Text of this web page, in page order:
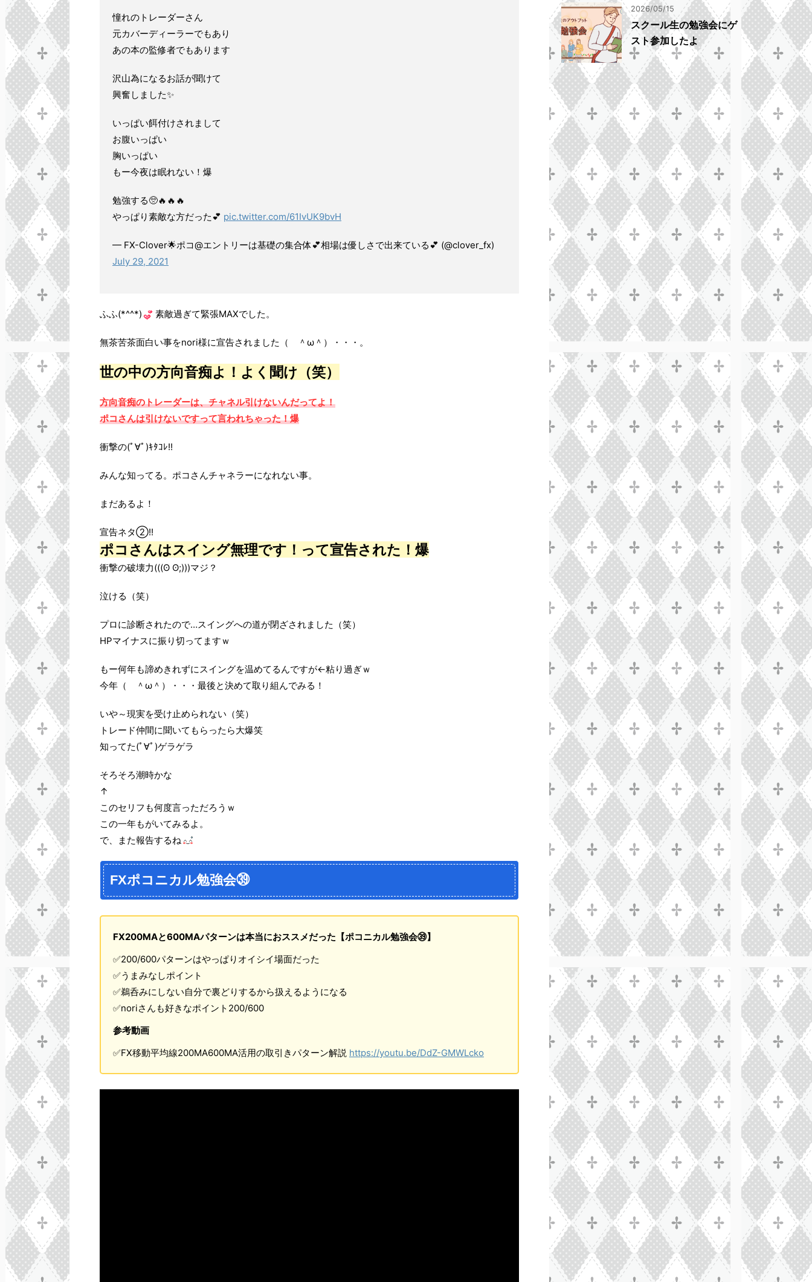
憧れのトレーダーさん
元カバーディーラーでもあり
あの本の監修者でもあります
沢山為になるお話が聞けて
興奮しました✨
いっぱい餌付けされまして
お腹いっぱい
胸いっぱい
もー今夜は眠れない！爆
勉強する🥺🔥🔥🔥
やっぱり素敵な方だった💕 pic.twitter.com/61IvUK9bvH
— FX-Clover🌟ポコ@エントリーは基礎の集合体💕相場は優しさで出来ている💕 (@clover_fx)
July 29, 2021
ふふ(*^^*) 素敵過ぎて緊張MAXでした。
無茶苦茶面白い事をnori様に宣告されました（ ＾ω＾）・・・。
世の中の方向音痴よ！よく聞け（笑）
方向音痴のトレーダーは、チャネル引けないんだってよ！
ポコさんは引けないですって言われちゃった！爆
衝撃の(ﾟ∀ﾟ)ｷﾀｺﾚ!!
みんな知ってる。ポコさんチャネラーになれない事。
まだあるよ！
宣告ネタ②!!
ポコさんはスイング無理です！って宣告された！爆
衝撃の破壊力(((ʘ ʘ;)))マジ？
泣ける（笑）
プロに診断されたので…スイングへの道が閉ざされました（笑）
HPマイナスに振り切ってますｗ
もー何年も諦めきれずにスイングを温めてるんですが←粘り過ぎｗ
今年（ ＾ω＾）・・・最後と決めて取り組んでみる！
いや～現実を受け止められない（笑）
トレード仲間に聞いてもらったら大爆笑
知ってた(ﾟ∀ﾟ)ゲラゲラ
そろそろ潮時かな
↑
このセリフも何度言っただろうｗ
この一年もがいてみるよ。
で、また報告するね
FXポコニカル勉強会㊴
FX200MAと600MAパターンは本当におススメだった【ポコニカル勉強会㊴】
✅200/600パターンはやっぱりオイシイ場面だった
✅うまみなしポイント
✅鵜呑みにしない自分で裏どりするから扱えるようになる
✅noriさんも好きなポイント200/600
参考動画
✅FX移動平均線200MA600MA活用の取引きパターン解説 https://youtu.be/DdZ-GMWLcko
2026/05/15
スクール生の勉強会にゲ
スト参加したよ